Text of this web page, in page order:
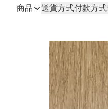
商品 送貨方式付款方式